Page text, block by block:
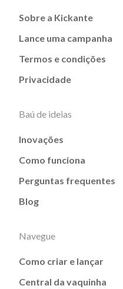
Sobre a Kickante
Lance uma campanha
Termos e condições
Privacidade
Baú de ideias
Inovações
Como funciona
Perguntas frequentes
Blog
Navegue
Como criar e lançar
Central da vaquinha